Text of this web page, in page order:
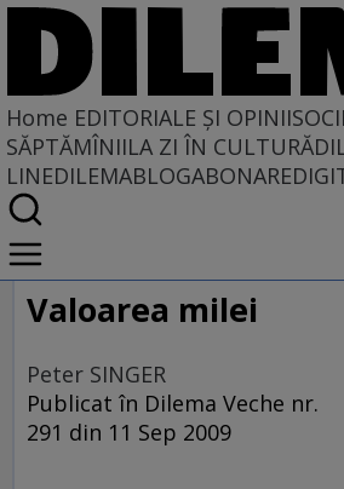
Home EDITORIALE ȘI OPINII
SĂPTĂMÎNIILA ZI ÎN CULTURĂ
LINEDILEMABLOGABONARE
Home
EDITORIALE ȘI OPINII
PE CE LUME TRĂIM
Valoarea milei
Peter SINGER
Publicat în Dilema Veche nr.
291 din 11 Sep 2009